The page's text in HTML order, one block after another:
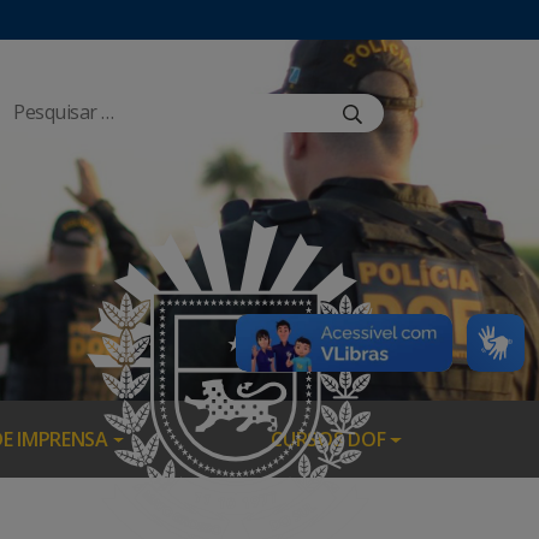
IMPRENSA CURSOS DOF